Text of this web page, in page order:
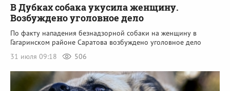
В Дубках собака укусила женщину.
Возбуждено уголовное дело
По факту нападения безнадзорной собаки на женщину в
Гагаринском районе Саратова возбуждено уголовное дело
31 июля 09:18
506